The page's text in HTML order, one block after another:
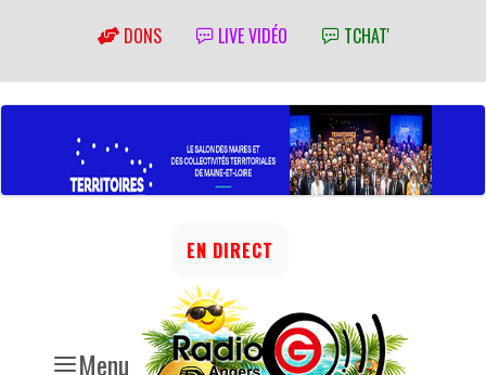
DONS LIVE VIDÉO TCHAT'
Menu
EN DIRECT